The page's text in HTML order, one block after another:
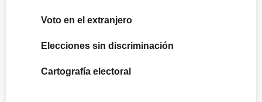
Voto en el extranjero
Elecciones sin discriminación
Cartografía electoral